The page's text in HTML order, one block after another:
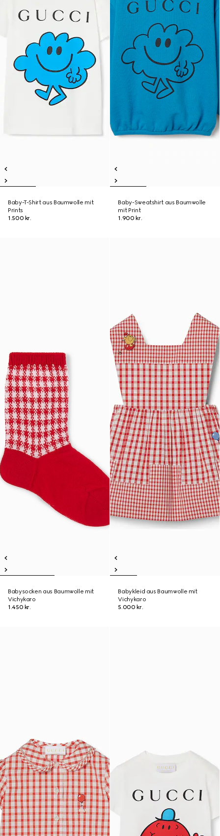
Baby-T-Shirt aus Baumwolle mit
Prints
1.500 kr.
Baby-Sweatshirt aus Baumwolle
mit Print
1.900 kr.
Babysocken aus Baumwolle mit
Vichykaro
1.450 kr.
Babykleid aus Baumwolle mit
Vichykaro
5.000 kr.